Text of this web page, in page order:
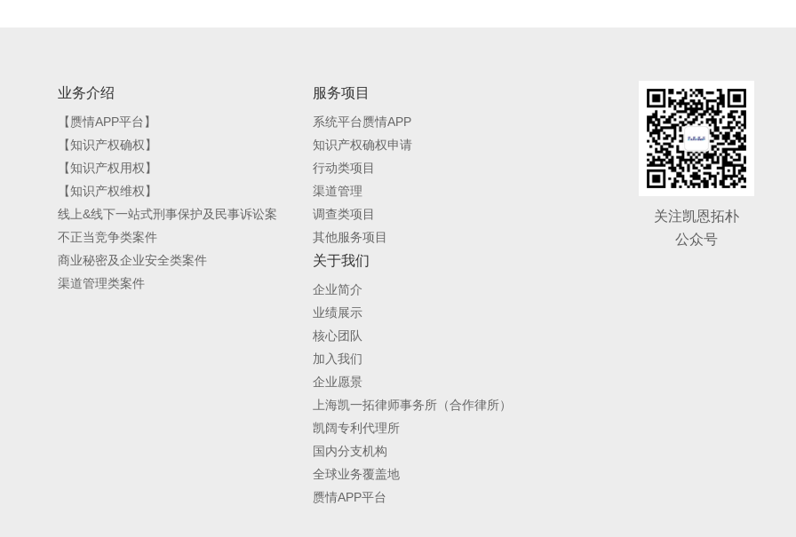
业务介绍
【赝情APP平台】
【知识产权确权】
【知识产权用权】
【知识产权维权】
线上&线下一站式刑事保护及民事诉讼案
不正当竞争类案件
商业秘密及企业安全类案件
渠道管理类案件
服务项目
系统平台赝情APP
知识产权确权申请
行动类项目
渠道管理
调查类项目
其他服务项目
关于我们
企业简介
业绩展示
核心团队
加入我们
企业愿景
上海凯一拓律师事务所（合作律所）
凯阔专利代理所
国内分支机构
全球业务覆盖地
赝情APP平台
关注凯恩拓朴
公众号